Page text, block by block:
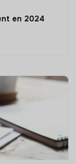
en 2024